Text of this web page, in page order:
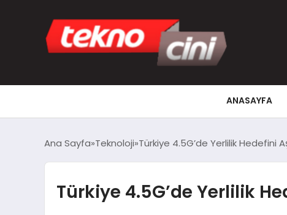
ANASAYFA
Ana Sayfa Teknoloji Türkiye 4.5G’de Yerlilik Hedefini
Türkiye 4.5G’de Yerlilik